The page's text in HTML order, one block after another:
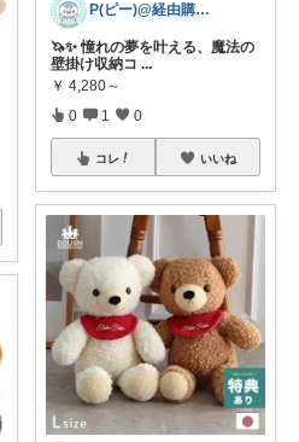
P(ピー)@経由購入します！
🦄✨ 憧れの夢を叶える、魔法の
壁掛け収納コ ...
￥ 4,280～
0 1 0
コレ いいね